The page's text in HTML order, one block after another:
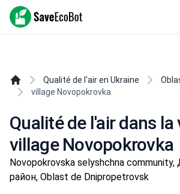
SaveEcoBot
Qualité de l'air en Ukraine
village Novopokrovka
Qualité de l'air dans la
village Novopokrovka
Novopokrovska selyshchna community,
район, Oblast de Dnipropetrovsk